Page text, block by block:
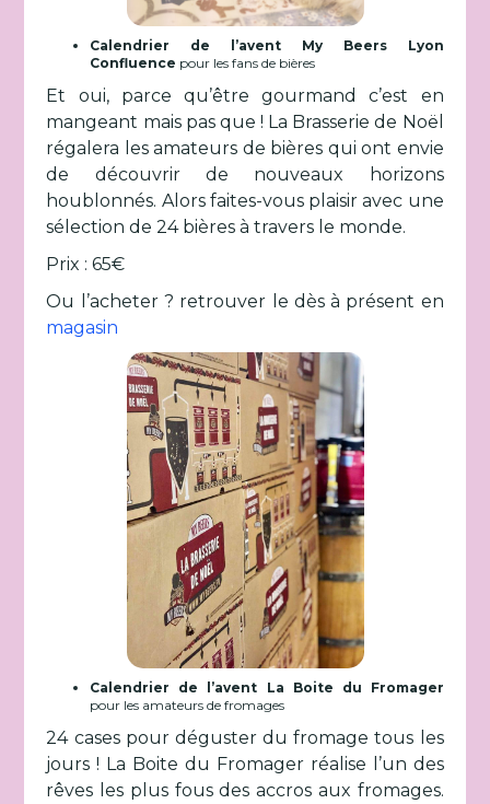
Calendrier de l’avent My Beers Lyon
Confluence pour les fans de bières
Et oui, parce qu’être gourmand c’est en
mangeant mais pas que ! La Brasserie de Noël
régalera les amateurs de bières qui ont envie
de découvrir de nouveaux horizons
houblonnés. Alors faites-vous plaisir avec une
sélection de 24 bières à travers le monde.
Prix : 65€
Ou l’acheter ? retrouver le dès à présent en
magasin
Calendrier de l’avent La Boite du Fromager
pour les amateurs de fromages
24 cases pour déguster du fromage tous les
jours ! La Boite du Fromager réalise l’un des
rêves les plus fous des accros aux fromages.